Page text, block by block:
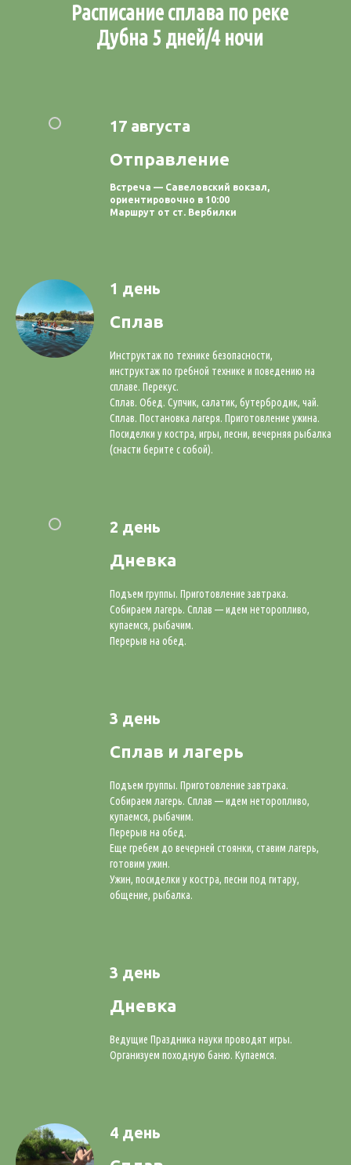
Расписание сплава по реке
Дубна 5 дней/4 ночи
17 августа
Отправление
Встреча — Савеловский вокзал,
ориентировочно в 10:00
Маршрут от ст. Вербилки
1 день
Сплав
Инструктаж по технике безопасности,
инструктаж по гребной технике и поведению на
сплаве. Перекус.
Сплав. Обед. Супчик, салатик, бутербродик, чай.
Сплав. Постановка лагеря. Приготовление ужина.
Посиделки у костра, игры, песни, вечерняя рыбалка
(снасти берите с собой).
2 день
Дневка
Подъем группы. Приготовление завтрака.
Собираем лагерь. Сплав — идем неторопливо,
купаемся, рыбачим.
Перерыв на обед.
3 день
Сплав и лагерь
Подъем группы. Приготовление завтрака.
Собираем лагерь. Сплав — идем неторопливо,
купаемся, рыбачим.
Перерыв на обед.
Еще гребем до вечерней стоянки, ставим лагерь,
готовим ужин.
Ужин, посиделки у костра, песни под гитару,
общение, рыбалка.
3 день
Дневка
Ведущие Праздника науки проводят игры.
Организуем походную баню. Купаемся.
4 день